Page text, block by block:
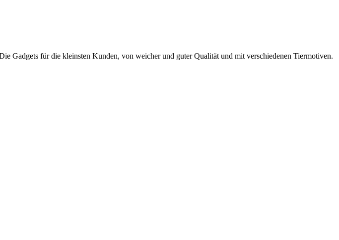
Gadgets für die kleinsten Kunden, von weicher und guter Qualität und mit verschiedenen Tiermotiven.